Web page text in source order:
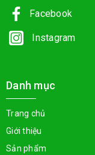
Facebook
Instagram
Danh mục
Trang chủ
Giới thiệu
Sản phẩm